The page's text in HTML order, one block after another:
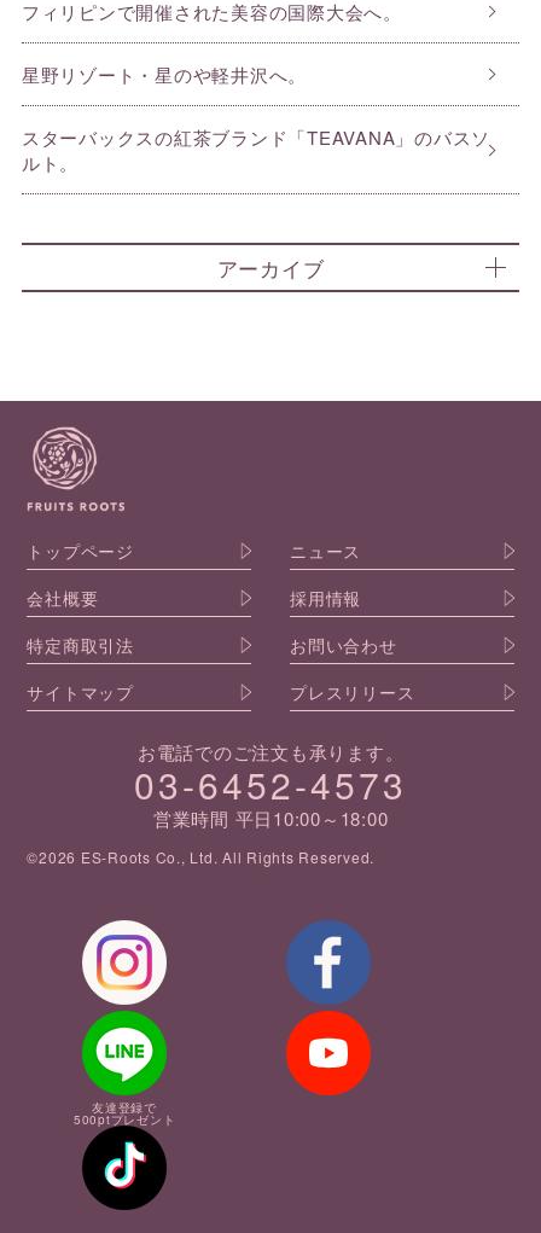
フィリピンで開催された美容の国際大会へ。
星野リゾート・星のや軽井沢へ。
スターバックスの紅茶ブランド「TEAVANA」のバスソ
ルト。
アーカイブ
トップページ
ニュース
会社概要
採用情報
特定商取引法
お問い合わせ
サイトマップ
プレスリリース
お電話でのご注文も承ります。
03-6452-4573
営業時間 平日10:00～18:00
©2026 ES-Roots Co., Ltd. All Rights Reserved.
友達登録で
500ptプレゼント